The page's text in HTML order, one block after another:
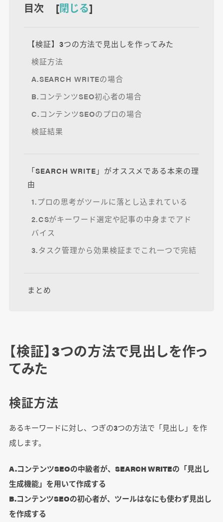
目次 [閉じる]
【検証】3つの方法で見出しを作ってみた
検証方法
A.SEARCH WRITEの場合
B.コンテンツSEO初心者の場合
C.コンテンツSEOのプロの場合
検証結果
「SEARCH WRITE」がオススメである本来の理
由
1.プロの思考がツールに落とし込まれている
2.CSがキーワード選定や記事の中身までアド
バイス
3.タスク管理から効果検証までこれ一つで完結
まとめ
【検証】3つの方法で見出しを作っ
てみた
検証方法
あるキーワードに対し、つぎの3つの方法で「見出し」を作
成します。
A.コンテンツSEOの中級者が、SEARCH WRITEの「見出し
生成機能」を用いて作成する
B.コンテンツSEOの初心者が、ツールはなにも使わず見出し
を作成する